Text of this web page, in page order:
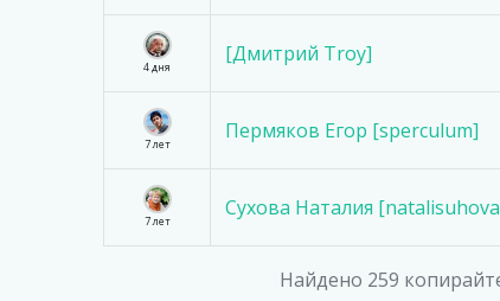
4 дня
[Дмитрий Troy]
7 лет
Пермяков Егор [sperculum]
7 лет
Сухова Наталия
Найдено 259